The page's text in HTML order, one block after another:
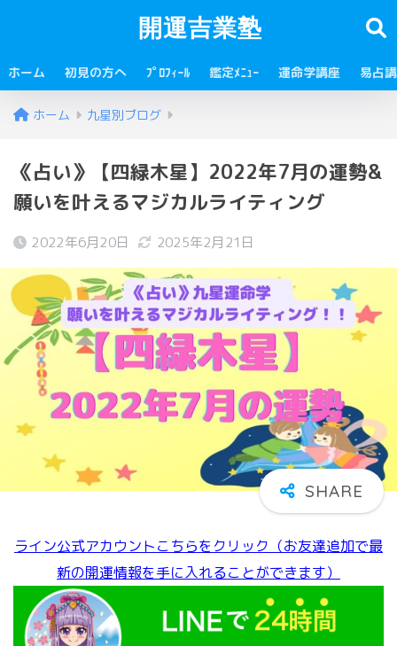
開運吉業塾
ホーム 初見の方へ ﾌﾟﾛﾌｨｰﾙ 鑑定ﾒﾆｭｰ 運命学講座 易占
ホーム 九星別ブログ
《占い》【四緑木星】2022年7月の運勢&
願いを叶えるマジカルライティング
2022年6月20日 2025年2月21日
ライン公式アカウントこちらをクリック（お友達追加で最
新の開運情報を手に入れることができます）